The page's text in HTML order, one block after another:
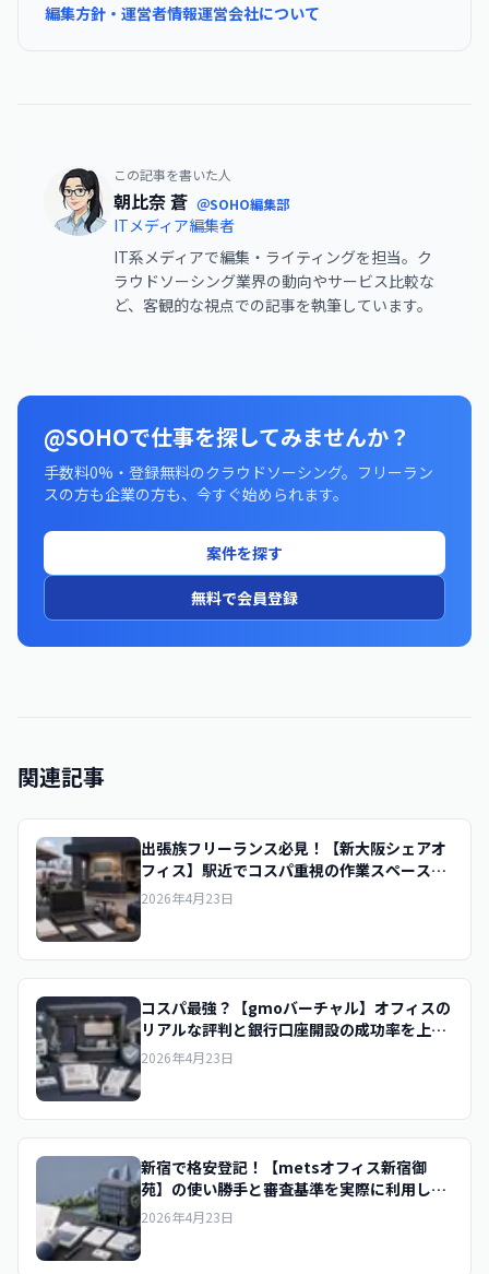
編集方針・運営者情報運営会社について
この記事を書いた人
朝比奈 蒼 ＠SOHO編集部
ITメディア編集者
IT系メディアで編集・ライティングを担当。ク
ラウドソーシング業界の動向やサービス比較な
ど、客観的な視点での記事を執筆しています。
@SOHOで仕事を探してみませんか？
手数料0%・登録無料のクラウドソーシング。フリーラン
スの方も企業の方も、今すぐ始められます。
案件を探す
無料で会員登録
関連記事
出張族フリーランス必見！【新大阪シェアオ
フィス】駅近でコスパ重視の作業スペース厳
選
2026年4月23日
コスパ最強？【gmoバーチャル】オフィスの
リアルな評判と銀行口座開設の成功率を上げ
るコツ
2026年4月23日
新宿で格安登記！【metsオフィス新宿御
苑】の使い勝手と審査基準を実際に利用して
検証
2026年4月23日